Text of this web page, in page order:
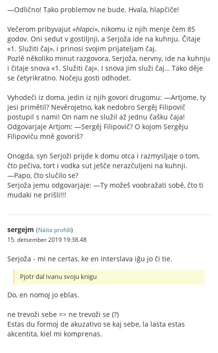
—Odlično! Tako problemov ne bude. Hvala, hlapčiče!
Večerom pribyvajut «hlapci», nikomu iz njih menje čem 85
godov. Oni sedut v gostiljnji, a Serjoža ide na kuhnju. Čitaje
«1. Služiti čaj», i prinosi svojim prijateljam čaj.
Pozlě několiko minut razgovora, Serjoža, nervny, ide na kuhnju
i čitaje snova «1. Služiti čaj». I snova jim služi čaj… Tako děje
se četyrikratno. Nočeju gosti odhodet.
Vyhodeči iz doma, jedin iz njih govori drugomu: —Artjome, ty
jesi primětil? Nevěrojetno, kak nedobro Sergěj Filipovič
postupil s nami! On nam ne služil až jednu čašku čaja!
Odgovarjaje Artjom: —Sergěj Filipovič? O kojom Sergěju
Filipoviču mně govoriš?
Onogda, syn Serjoži prijde k domu otca i razmysljaje o tom,
čto pečiva, tort i vodka sut ješče nerazčuljeni na kuhnji.
—Papo, čto slučilo se?
Serjoža jemu odgovarjaje: —Ty možeš voobražati sobě, čto ti
mudaki ne prišli!!!
sergejm (Näita profiili)
15. detsember 2019 19:38.48
Serjoža - mi ne certas, ke en interslava iĝu jo ĉi tie.
Pjotr dal Ivanu svoju knigu
Do, en nomoj jo eblas.
ne trevoži sebe => ne trevoži se (?)
Estas du formoj de akuzativo se kaj sebe, la lasta estas
akcentita, kiel mi komprenas.